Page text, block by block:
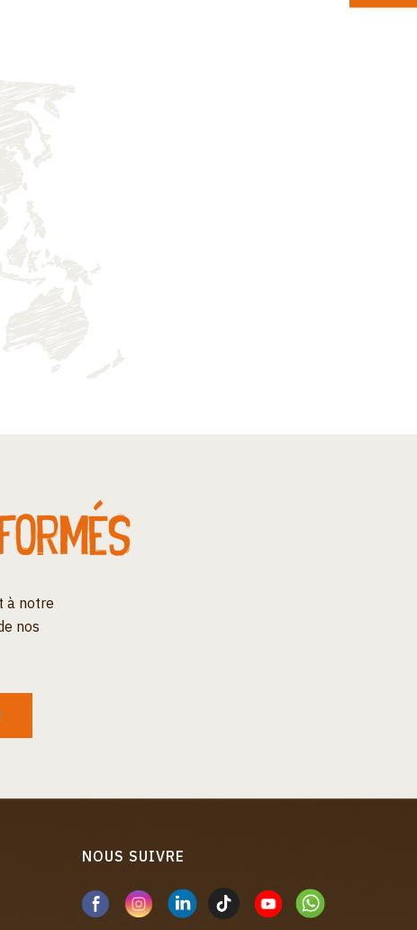
à notre
nos
NOUS SUIVRE